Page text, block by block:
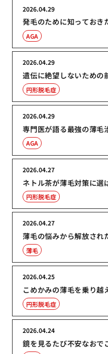
発毛のために知っておき
2026.04.29
AGA
遺伝に絶望しないための
2026.04.29
円形脱毛症
専門医が語る最強の薄毛
2026.04.29
AGA
ネトル茶が薄毛対策に選
2026.04.27
円形脱毛症
薄毛の悩みから解放され
2026.04.27
薄毛
こめかみの薄毛を乗り越
2026.04.25
円形脱毛症
鏡を見るたび不安なおで
2026.04.24